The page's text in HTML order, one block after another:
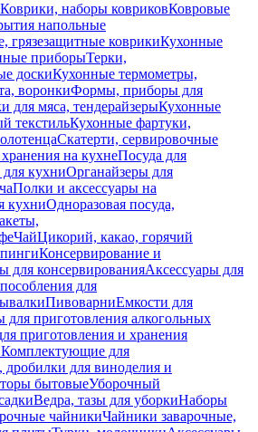
Коврики, наборы ковриковКовровые
напольные
грязезащитные коврикиКухонные
приборыТерки,
доскиКухонные термометры,
воронкиФормы, приборы для
для мяса, тендерайзерыКухонные
текстильКухонные фартуки,
Скатерти, сервировочные
на кухнеПосуда для
кухниОрганайзеры для
Полки и аксессуары на
кухниОдноразовая посуда,
ЧайЦикорий, какао, горячий
Консервирование и
для консервированияАксессуары для
для
ПивоварниЕмкости для
для приготовления алкогольных
приготовления и хранения
Комплектующие для
дробилки для виноделия и
бытовыеУборочный
Ведра, тазы для уборкиНаборы
чайникиЧайники заварочные,